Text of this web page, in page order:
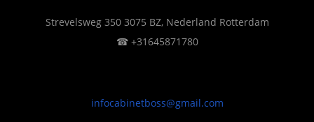
Strevelsweg 350 3075 BZ, Nederland Rotterdam
☎ +31645871780
infocabinetboss@gmail.com